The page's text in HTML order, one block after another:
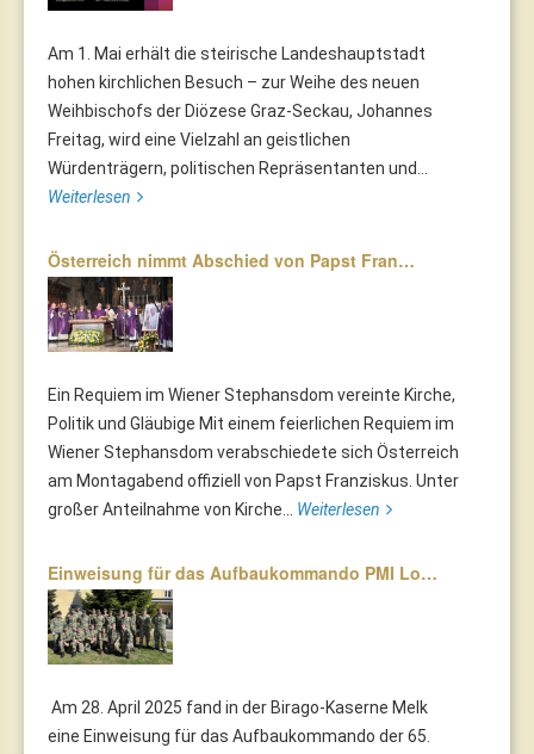
Am 1. Mai erhält die steirische Landeshauptstadt
hohen kirchlichen Besuch – zur Weihe des neuen
Weihbischofs der Diözese Graz-Seckau, Johannes
Freitag, wird eine Vielzahl an geistlichen
Würdenträgern, politischen Repräsentanten und...
Weiterlesen
Österreich nimmt Abschied von Papst Fran…
Ein Requiem im Wiener Stephansdom vereinte Kirche,
Politik und Gläubige Mit einem feierlichen Requiem im
Wiener Stephansdom verabschiedete sich Österreich
am Montagabend offiziell von Papst Franziskus. Unter
großer Anteilnahme von Kirche... Weiterlesen
Einweisung für das Aufbaukommando PMI Lo…
Am 28. April 2025 fand in der Birago-Kaserne Melk
eine Einweisung für das Aufbaukommando der 65.